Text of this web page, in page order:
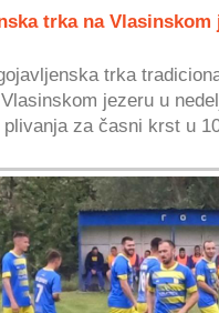
trka na Vlasinskom
trka
jezeru u
plivanja za časni krst u